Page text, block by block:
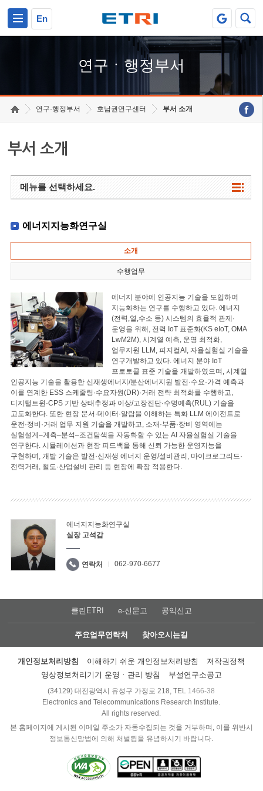
En
연구ㆍ행정부서
연구·행정부서 호남권연구센터 부서 소개
부서 소개
메뉴를 선택하세요.
에너지지능화연구실
소개
수행업무
에너지 분야에 인공지능 기술을 도입하여
지능화하는 연구를 수행하고 있다. 에너지
(전력,열,수소 등) 시스템의 효율적 관제·
운영을 위해, 전력 IoT 표준화(KS eIoT, OMA
LwM2M), 시계열 예측, 운영 최적화,
업무지원 LLM, 피지컬AI, 자율실험실 기술을
연구개발하고 있다. 에너지 분야 IoT
프로토콜 표준 기술을 개발하였으며, 시계열
인공지능 기술을 활용한 신재생에너지/분산에너지원 발전·수요·가격 예측과
이를 연계한 ESS 스케줄링·수요자원(DR)·거래 전략 최적화를 수행하고,
디지털트윈·CPS 기반 상태추정과 이상/고장진단·수명예측(RUL) 기술을
고도화한다. 또한 현장 문서·데이터·알람을 이해하는 특화 LLM 에이전트로
운전·정비·거래 업무 지원 기술을 개발하고, 소재·부품·장비 영역에는
실험설계–계측–분석–조건탐색을 자동화할 수 있는 AI 자율실험실 기술을
연구한다. 시뮬레이션과 현장 피드백을 통해 신뢰 가능한 운영지능을
구현하며, 개발 기술은 발전·신재생 에너지 운영/설비관리, 마이크로그리드·
전력거래, 철도·산업설비 관리 등 현장에 확장 적용한다.
에너지지능화연구실
실장 고석갑
연락처 062-970-6677
클린ETRI e-신문고 공익신고
주요업무연락처 찾아오시는길
개인정보처리방침 이해하기 쉬운 개인정보처리방침
저작권정책
영상정보처리기기 운영ㆍ관리 방침
부설연구소공고
(34129) 대전광역시 유성구 가정로 218, TEL 1466-38
Electronics and Telecommunications Research Institute.
All rights reserved.
본 홈페이지에 게시된 이메일 주소가 자동수집되는 것을 거부하며, 이를 위반시
정보통신망법에 의해 처벌됨을 유념하시기 바랍니다.